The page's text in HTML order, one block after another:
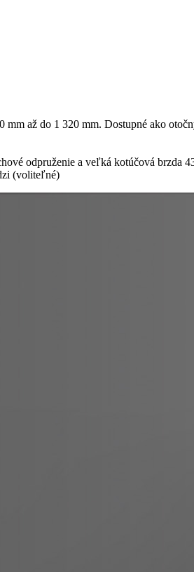
až do 1 320 mm. Dostupné ako
odpruženie a veľká kotúčová brzda
(voliteľné)